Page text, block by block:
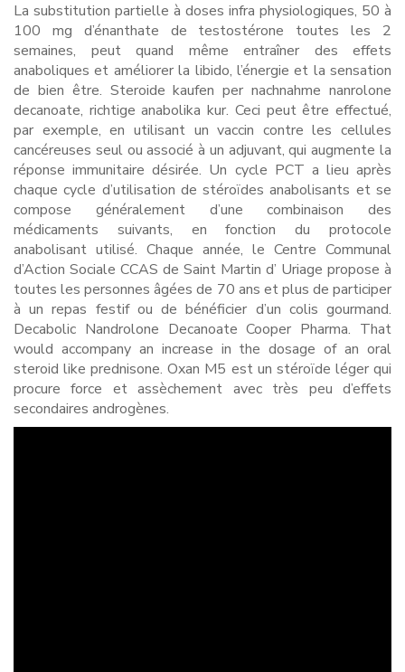
La substitution partielle à doses infra physiologiques, 50 à
100 mg d’énanthate de testostérone toutes les 2
semaines, peut quand même entraîner des effets
anaboliques et améliorer la libido, l’énergie et la sensation
de bien être. Steroide kaufen per nachnahme nanrolone
decanoate, richtige anabolika kur. Ceci peut être effectué,
par exemple, en utilisant un vaccin contre les cellules
cancéreuses seul ou associé à un adjuvant, qui augmente la
réponse immunitaire désirée. Un cycle PCT a lieu après
chaque cycle d’utilisation de stéroïdes anabolisants et se
compose généralement d’une combinaison des
médicaments suivants, en fonction du protocole
anabolisant utilisé. Chaque année, le Centre Communal
d’Action Sociale CCAS de Saint Martin d’ Uriage propose à
toutes les personnes âgées de 70 ans et plus de participer
à un repas festif ou de bénéficier d’un colis gourmand.
Decabolic Nandrolone Decanoate Cooper Pharma. That
would accompany an increase in the dosage of an oral
steroid like prednisone. Oxan M5 est un stéroïde léger qui
procure force et assèchement avec très peu d’effets
secondaires androgènes.